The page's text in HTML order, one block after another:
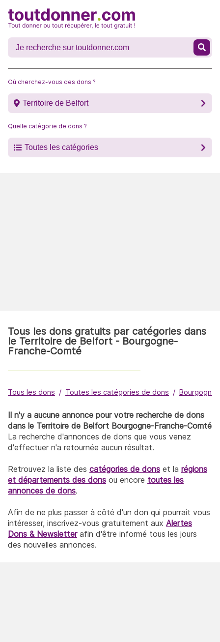
Où cherchez-vous des dons ?
Territoire de Belfort
Quelle catégorie de dons ?
Toutes les catégories
Tous les dons gratuits par catégories dans
le Territoire de Belfort - Bourgogne-
Franche-Comté
Tous les dons Toutes les catégories de dons
Il n'y a aucune annonce pour votre recherche de dons
dans le Territoire de Belfort Bourgogne-Franche-Comté
La recherche d'annonces de dons que vous venez
d'effectuer n'a retournée aucun résultat.
Retrouvez la liste des catégories de dons et la régions
et départements des dons ou encore toutes les
annonces de dons.
Afin de ne plus passer à côté d'un don qui pourrait vous
intéresser, inscrivez-vous gratuitement aux Alertes
Dons & Newsletterafin d'être informé tous les jours
des nouvelles annonces.